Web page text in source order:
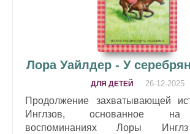
Лора Уайлдер - У
ДЛЯ ДЕТЕЙ 26-12-2025
Продолжение захватывающей
Инглзов, основанное на
воспоминаниях Лоры